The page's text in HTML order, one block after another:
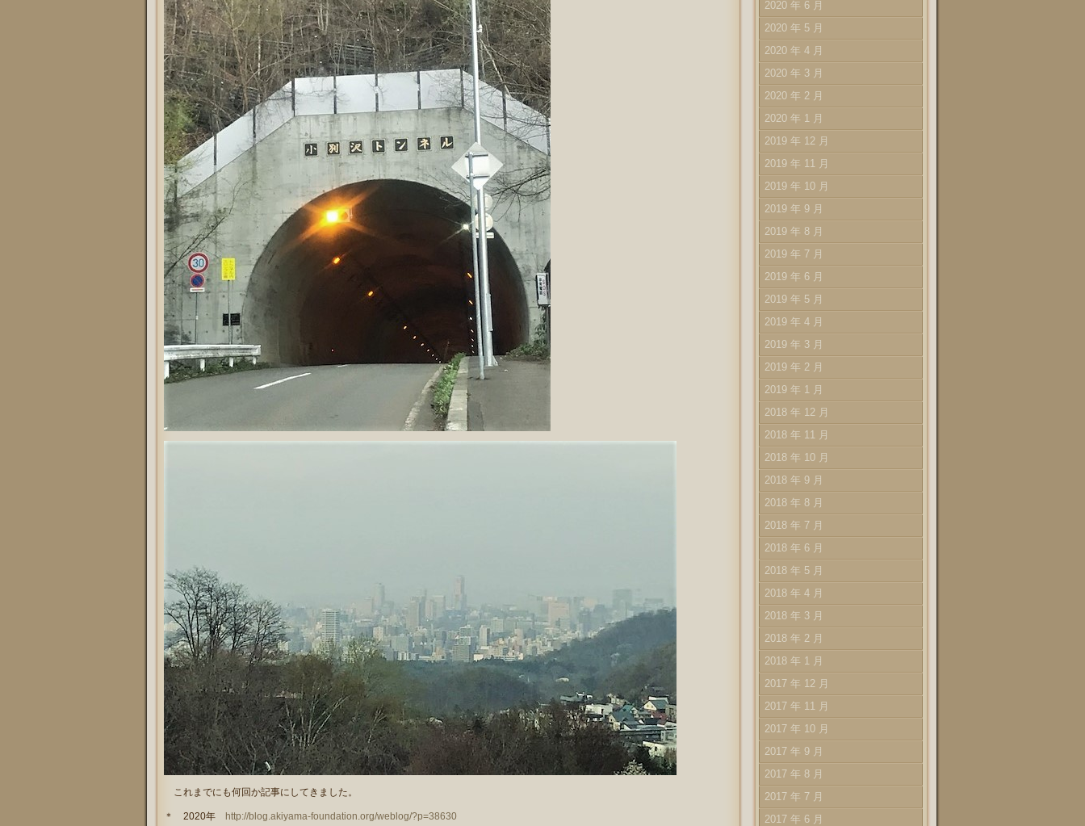
これまでにも何回か記事にしてきました。
＊ 2020年 http://blog.akiyama-foundation.org/weblog/?p=38630
2020 年 6 月
2020 年 5 月
2020 年 4 月
2020 年 3 月
2020 年 2 月
2020 年 1 月
2019 年 12 月
2019 年 11 月
2019 年 10 月
2019 年 9 月
2019 年 8 月
2019 年 7 月
2019 年 6 月
2019 年 5 月
2019 年 4 月
2019 年 3 月
2019 年 2 月
2019 年 1 月
2018 年 12 月
2018 年 11 月
2018 年 10 月
2018 年 9 月
2018 年 8 月
2018 年 7 月
2018 年 6 月
2018 年 5 月
2018 年 4 月
2018 年 3 月
2018 年 2 月
2018 年 1 月
2017 年 12 月
2017 年 11 月
2017 年 10 月
2017 年 9 月
2017 年 8 月
2017 年 7 月
2017 年 6 月